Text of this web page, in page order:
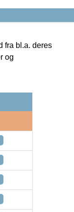
fra bl.a. deres
og